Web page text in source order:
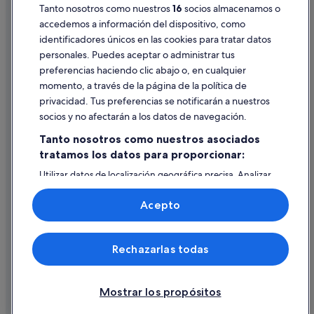
Pautas sobre el contenido y cómo denunciar contenido
Ayuda
Cancelar un vuelo
Cancelar una reserva de hotel o de un alquiler vacacional
Utilizar un cupón de Expedia
Documentos para viajes internacionales
© 2026 Expedia, Inc., una empresa de Expedia Group. Todos los
derechos reservados. Expedia y el logotipo de Expedia son marcas
comerciales o marcas comerciales registradas de Expedia, Inc.
Tanto nosotros como nuestros16 socios almacenamos o
accedemos a información del dispositivo, como
identificadores únicos en las cookies para tratar datos
personales. Puedes aceptar o administrar tus
preferencias haciendo clic abajo o, en cualquier
momento, a través de la página de la política de
privacidad. Tus preferencias se notificarán a nuestros
socios y no afectarán a los datos de navegación.
Tanto nosotros como nuestros asociados
tratamos los datos para proporcionar:
Utilizar datos de localización geográfica precisa. Analizar
activamente las características del dispositivo para su
identificación. Almacenar la información en un dispositivo
y/o acceder a ella. Publicidad y contenido personalizados,
medición de publicidad y contenido, investigación de
audiencia y desarrollo de servicios.
Lista de asociados (proveedores)
Mostrar los propósitos
Rechazarlas todas
Acepto